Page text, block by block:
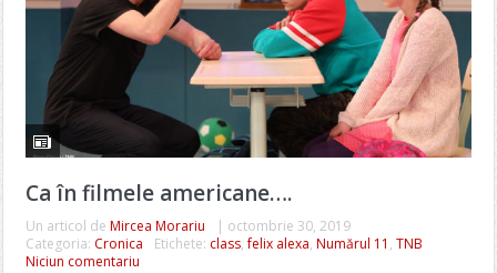
Ca în filmele americane….
Un articol de Mircea Morariu | octombrie 30, 2019
Categoria: Cronica Etichete: class,felix alexa, Numărul 11 , TNB
Niciun comentariu